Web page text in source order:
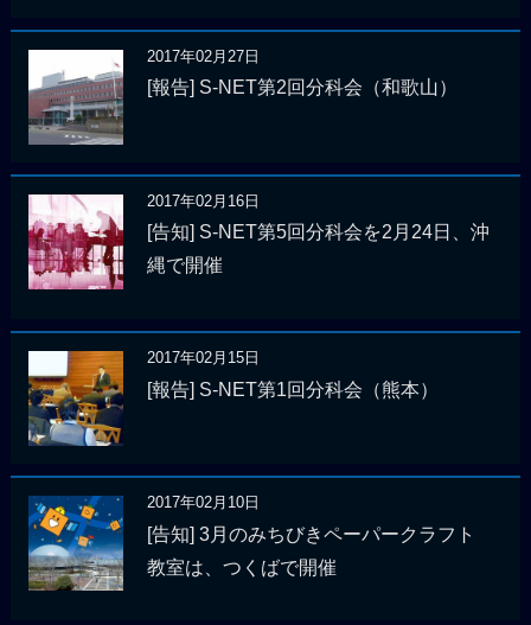
2017年02月27日
[報告] S-NET第2回分科会（和歌山）
2017年02月16日
[告知] S-NET第5回分科会を2月24日、沖
縄で開催
2017年02月15日
[報告] S-NET第1回分科会（熊本）
2017年02月10日
[告知] 3月のみちびきペーパークラフト
教室は、つくばで開催